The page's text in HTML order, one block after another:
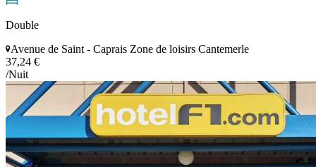
Double
Avenue de Saint - Caprais Zone de loisirs Cantemerle
37,24 €
/Nuit